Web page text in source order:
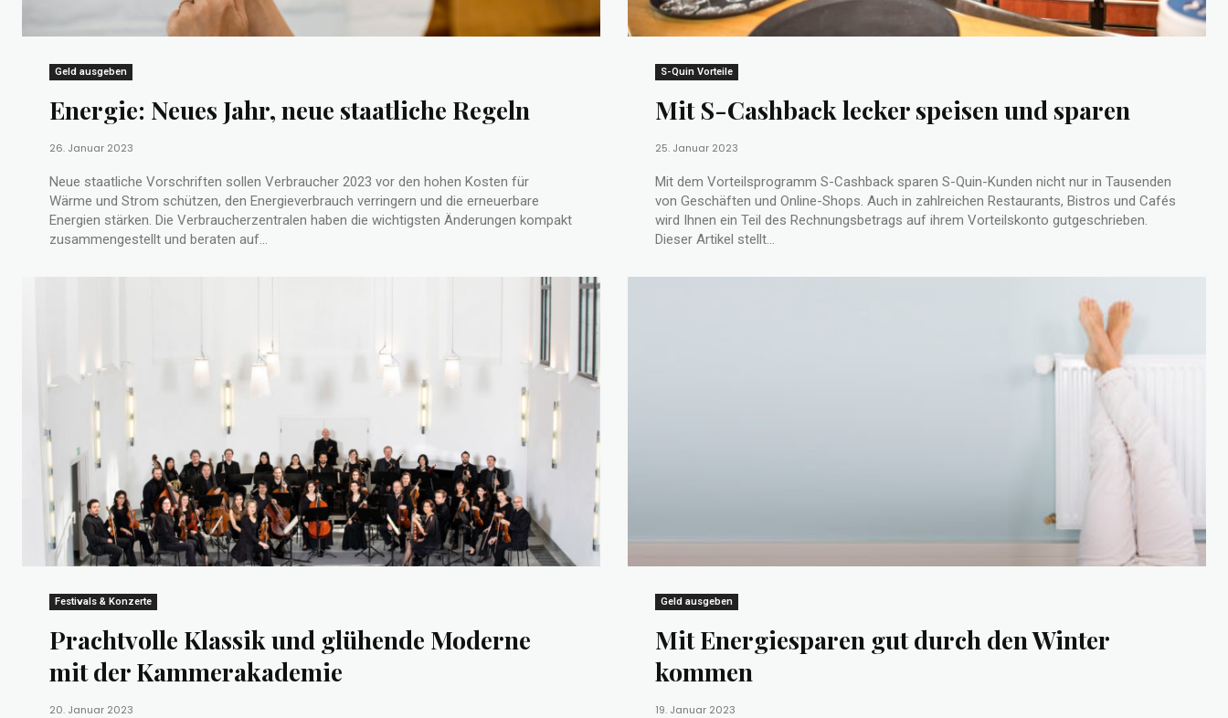
Geld ausgeben
Energie: Neues Jahr, neue staatliche Regeln
26. Januar 2023
Neue staatliche Vorschriften sollen Verbraucher 2023 vor den hohen Kosten für
Wärme und Strom schützen, den Energieverbrauch verringern und die erneuerbare
Energien stärken. Die Verbraucherzentralen haben die wichtigsten Änderungen kompakt
zusammengestellt und beraten auf...
S-Quin Vorteile
Mit S-Cashback lecker speisen und sparen
25. Januar 2023
Mit dem Vorteilsprogramm S-Cashback sparen S-Quin-Kunden nicht nur in Tausenden
von Geschäften und Online-Shops. Auch in zahlreichen Restaurants, Bistros und Cafés
wird Ihnen ein Teil des Rechnungsbetrags auf ihrem Vorteilskonto gutgeschrieben.
Dieser Artikel stellt...
Festivals & Konzerte
Prachtvolle Klassik und glühende Moderne
mit der Kammerakademie
20. Januar 2023
Geld ausgeben
Mit Energiesparen gut durch den Winter
kommen
19. Januar 2023